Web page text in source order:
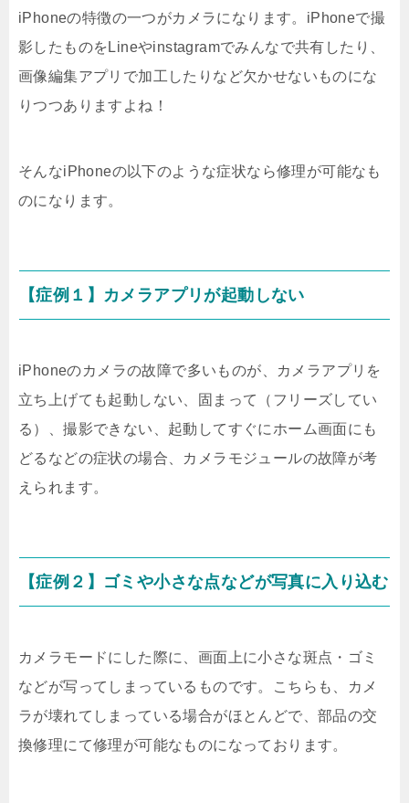
iPhoneの特徴の一つがカメラになります。iPhoneで撮
影したものをLineやinstagramでみんなで共有したり、
画像編集アプリで加工したりなど欠かせないものにな
りつつありますよね！
そんなiPhoneの以下のような症状なら修理が可能なも
のになります。
【症例１】カメラアプリが起動しない
iPhoneのカメラの故障で多いものが、カメラアプリを
立ち上げても起動しない、固まって（フリーズしてい
る）、撮影できない、起動してすぐにホーム画面にも
どるなどの症状の場合、カメラモジュールの故障が考
えられます。
【症例２】ゴミや小さな点などが写真に入り込む
カメラモードにした際に、画面上に小さな斑点・ゴミ
などが写ってしまっているものです。こちらも、カメ
ラが壊れてしまっている場合がほとんどで、部品の交
換修理にて修理が可能なものになっております。